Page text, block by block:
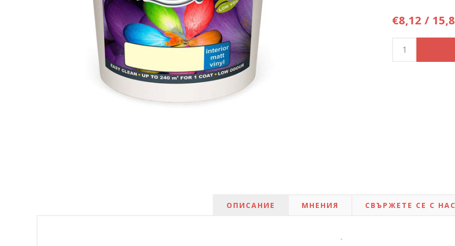
€8,12 /
ОПИСАНИЕ МНЕНИЯ СВЪРЖЕТЕ СЕ С
-